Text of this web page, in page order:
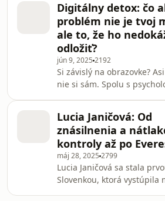
jej prejavy, mýty a dôsledky?
odborníčkou rozoberáme,
závislosť na sexe ovplyvňuje
psychiku a každodenný
– ako ju rozpoznať a začať
Digitálny detox: čo
problém nie je tvoj
ale to, že ho
odložiť?
jún 9, 2025 2192
Si závislý na obrazovke?
nie si sám. Spolu s
Zistíš, prečo zle spíš, nevieš
sústrediť a prečo ťa
môže zachrániť skôr než
Lucia Janičová: Od
znásilnenia a
kontroly až po
máj 28, 2025 2799
Lucia Janičová sa stala
Slovenkou, ktorá vystúpila